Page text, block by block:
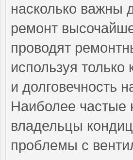
насколько важны
ремонт
проводят
используя только
и долговечность
Наиболее частые
владельцы
проблемы с